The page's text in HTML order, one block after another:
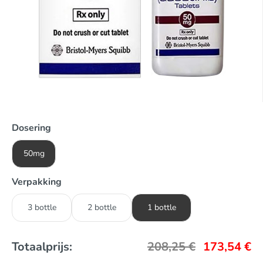
Dosering
50mg
Verpakking
3 bottle 2 bottle 1 bottle
Totaalprijs: 208,25€ 173,54€